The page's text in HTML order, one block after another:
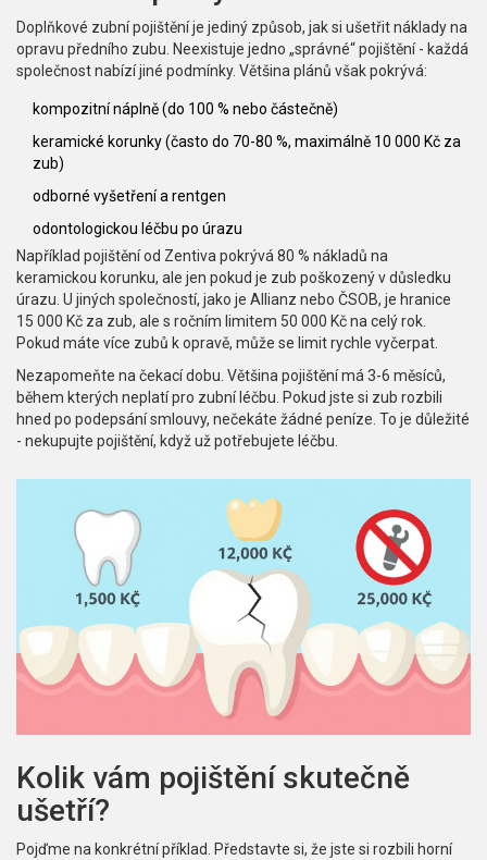
Doplňkové zubní pojištění je jediný způsob, jak si ušetřit náklady na
opravu předního zubu. Neexistuje jedno „správné“ pojištění - každá
společnost nabízí jiné podmínky. Většina plánů však pokrývá:
kompozitní náplně (do 100 % nebo částečně)
keramické korunky (často do 70-80 %, maximálně 10 000 Kč za
zub)
odborné vyšetření a rentgen
odontologickou léčbu po úrazu
Například pojištění od Zentiva pokrývá 80 % nákladů na
keramickou korunku, ale jen pokud je zub poškozený v důsledku
úrazu. U jiných společností, jako je Allianz nebo ČSOB, je hranice
15 000 Kč za zub, ale s ročním limitem 50 000 Kč na celý rok.
Pokud máte více zubů k opravě, může se limit rychle vyčerpat.
Nezapomeňte na čekací dobu. Většina pojištění má 3-6 měsíců,
během kterých neplatí pro zubní léčbu. Pokud jste si zub rozbili
hned po podepsání smlouvy, nečekáte žádné peníze. To je důležité
- nekupujte pojištění, když už potřebujete léčbu.
Kolik vám pojištění skutečně
ušetří?
Pojďme na konkrétní příklad. Představte si, že jste si rozbili horní